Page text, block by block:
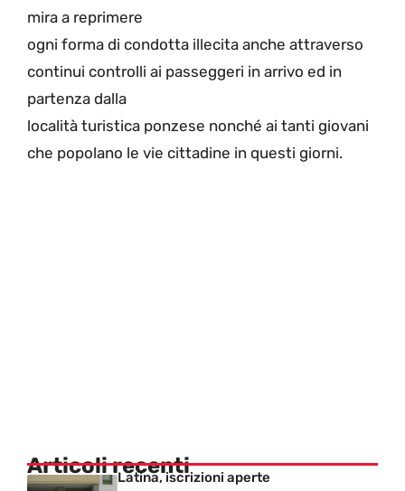
mira a reprimere
ogni forma di condotta illecita anche attraverso
continui controlli ai passeggeri in arrivo ed in
partenza dalla
località turistica ponzese nonché ai tanti giovani
che popolano le vie cittadine in questi giorni.
Articoli recentiLatina, iscrizioni aperte